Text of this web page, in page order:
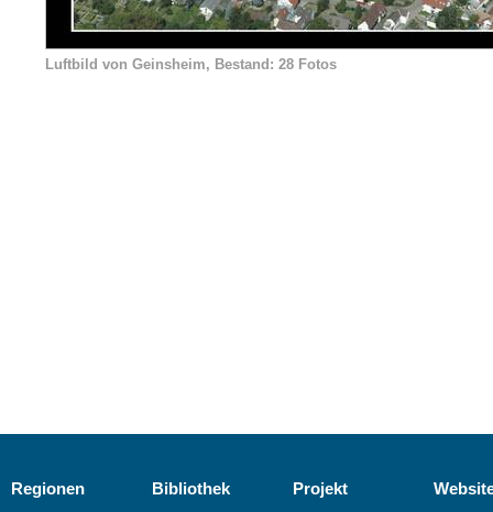
Luftbild von Geinsheim, Bestand: 28 Fotos
Regionen Bibliothek Projekt